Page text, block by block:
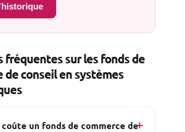
fréquentes sur les fonds de
de conseil en systèmes
un fonds de commerce de